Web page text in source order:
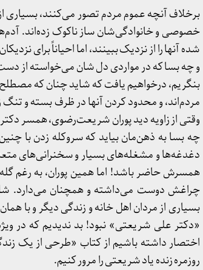
برخلاف آنچه عموم مردم تصور می‌کنند، بسیاری
خصوصی و خانوادگی‌شان ساز ناکوک زده‌اند.
شده آنها را از نزدیک ببینند، اما احیاناً برای
و چه بسا که در مواردی دل شان می‌خواسته از دست
بنگریم، درخواهیم یافت که شاید چنان که مصطلح
مردم‌اند، و محدود کردن آنها در ظرف بسته و
وقتی از زاویه دید پوران شریعت‌رضوی، همسر
چه بسا به ذهن‌مان بیاید که سروکله زدن با
دغدغه‌ها و مشغله‌های بسیار و سخنرانی‌های
همسرش حاضر باشد! اما همین پوران، به رغم
چراغش دوست می‌داشته و همچنان می‌دارد.
بسیاری از مردان اهل خانه و زندگی دیگر و با
«دکتر علی شریعتی» نبود! بد ندیدیم که در
اختصار داشته باشیم از کتاب «طرحی از یک
روزمره زنده یاد شریعتی را مرور کنیم.